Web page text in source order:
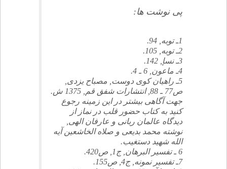
پى نوشت ها:
1ـ توبه, 94.
2ـ توبه, 105.
3ـ نسإ, 142.
4ـ ماعون, 6 ـ 4.
5ـ راهيان كوى دوست, مصباح يزدى,
ص77 ـ 88, انتشارات شفق قم, 1375 ش.
جهت آگاهى بيشتر در اين زمينه رجوع
كنيد به كتاب حضور قلب در نماز از
ديدگاه عالمان ربانى و عارفان الهى,
نوشته محمد بديعى و صلاه الخاشعين آيه
الله شهيد دستغيب.
6 ـ تفسير البرهان, ج1, ص420.
7ـ تفسير نمونه, ج4, ص155.